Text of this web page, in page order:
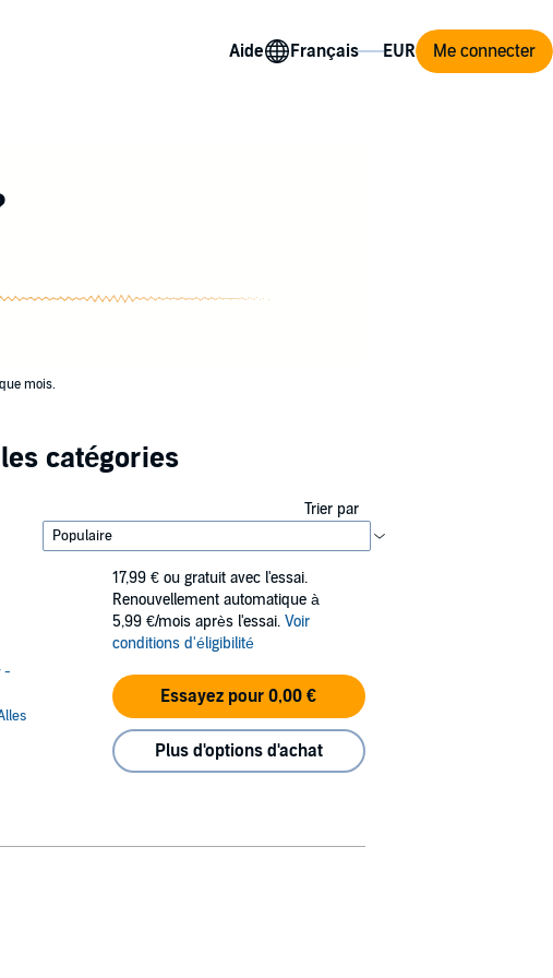
Aide Me connecter
mois.
catégories
Trier par
-
17,99 € ou gratuit avec l'essai.
Renouvellement automatique à
5,99 €/mois après l'essai. Voir
conditions d'éligibilité
Essayez pour 0,00 €
Plus d'options d'achat